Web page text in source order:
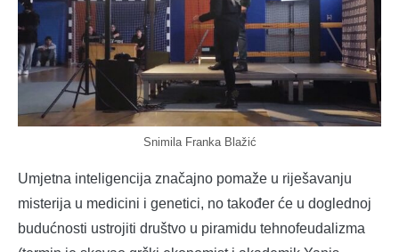
Snimila Franka Blažić
Umjetna inteligencija značajno pomaže u riješavanju
misterija u medicini i genetici, no također će u doglednoj
budućnosti ustrojiti društvo u piramidu tehnofeudalizma